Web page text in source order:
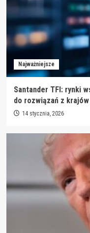
Najważniejsze
Santander TFI: rynki
do rozwiązań z
14 stycznia, 2026